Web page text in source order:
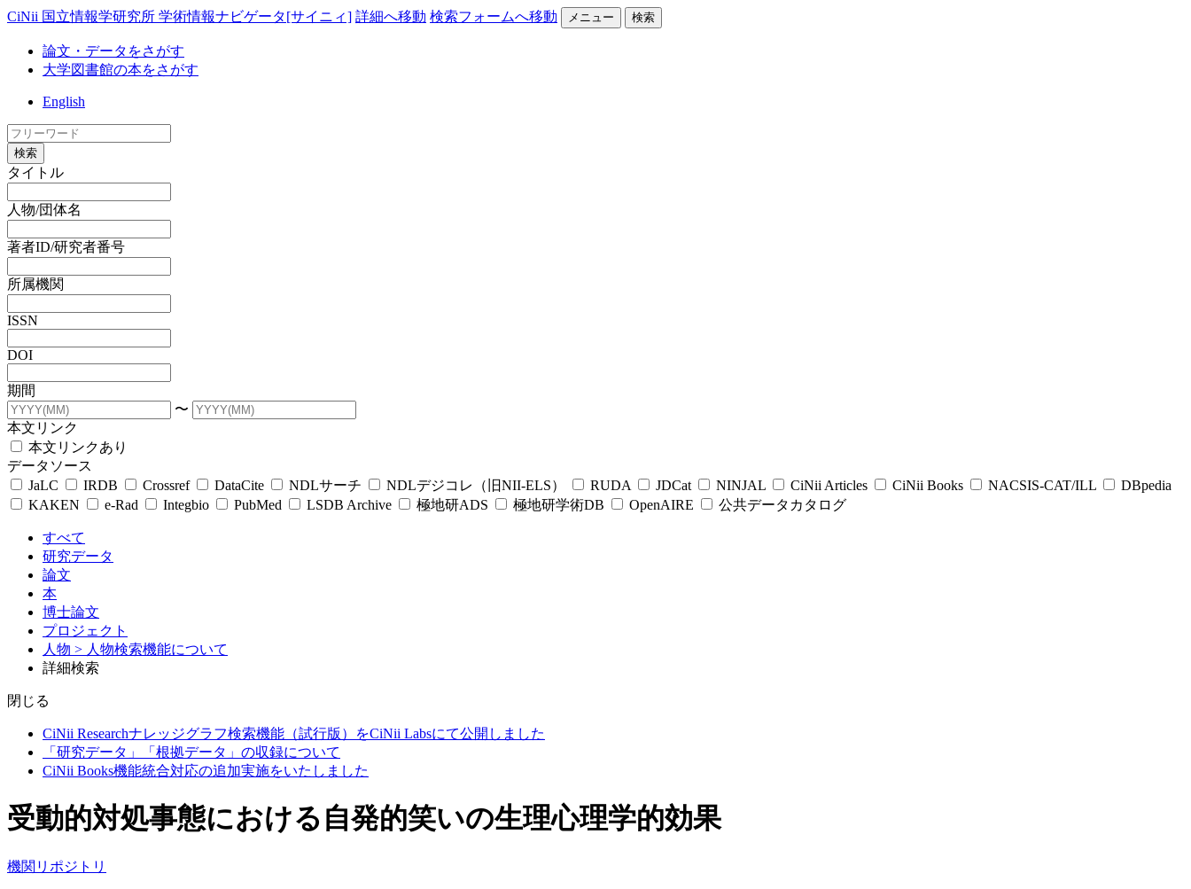
CiNii 国立情報学研究所 学術情報ナビゲータ[サイニィ] 詳細へ移動 検索フォームへ移動 メニュー 検索
論文・データをさがす
大学図書館の本をさがす
English
検索
タイトル
人物/団体名
著者ID/研究者番号
所属機関
ISSN
DOI
期間
〜
本文リンク
本文リンクあり
データソース
JaLC
IRDB Crossref DataCite NDLサーチ NDLデジコレ（旧NII-ELS） RUDA JDCat NINJAL CiNii Articles CiNii Books NACSIS-CAT/ILL
DBpedia
KAKEN
e-Rad Integbio PubMed LSDB Archive 極地研ADS 極地研学術DB OpenAIRE 公共データカタログ
すべて
研究データ
論文
本
博士論文
プロジェクト
人物 > 人物検索機能について
詳細検索
閉じる
CiNii Researchナレッジグラフ検索機能（試行版）をCiNii Labsにて公開しました
「研究データ」「根拠データ」の収録について
CiNii Books機能統合対応の追加実施をいたしました
受動的対処事態における自発的笑いの生理心理学的効果
機関リポジトリ